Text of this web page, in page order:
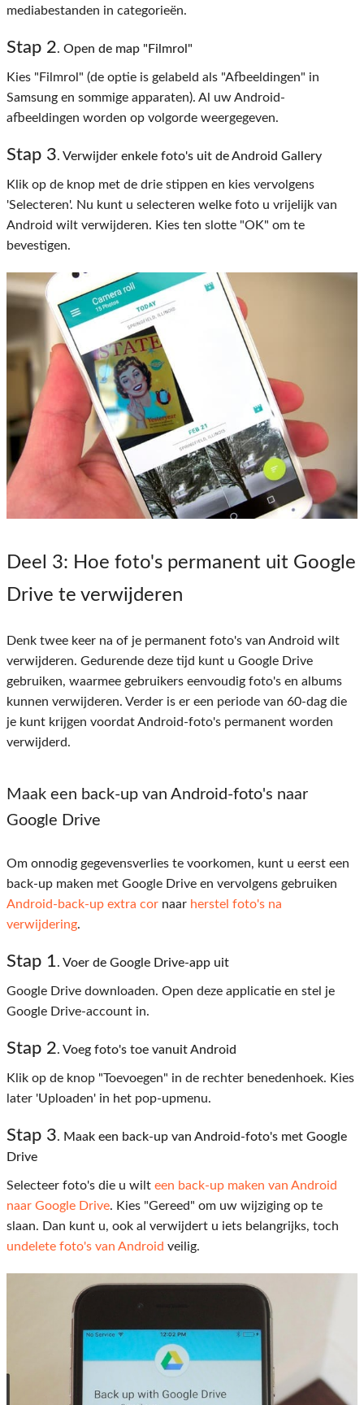
mediabestanden in categorieën.
Stap 2. Open de map "Filmrol"
Kies "Filmrol" (de optie is gelabeld als "Afbeeldingen" in
Samsung en sommige apparaten). Al uw Android-
afbeeldingen worden op volgorde weergegeven.
Stap 3. Verwijder enkele foto's uit de Android Gallery
Klik op de knop met de drie stippen en kies vervolgens
'Selecteren'. Nu kunt u selecteren welke foto u vrijelijk van
Android wilt verwijderen. Kies ten slotte "OK" om te
bevestigen.
Deel 3: Hoe foto's permanent uit Google
Drive te verwijderen
Denk twee keer na of je permanent foto's van Android wilt
verwijderen. Gedurende deze tijd kunt u Google Drive
gebruiken, waarmee gebruikers eenvoudig foto's en albums
kunnen verwijderen. Verder is er een periode van 60-dag die
je kunt krijgen voordat Android-foto's permanent worden
verwijderd.
Maak een back-up van Android-foto's naar
Google Drive
Om onnodig gegevensverlies te voorkomen, kunt u eerst een
back-up maken met Google Drive en vervolgens gebruiken
Android-back-up extra cor naar herstel foto's na
verwijdering.
Stap 1. Voer de Google Drive-app uit
Google Drive downloaden. Open deze applicatie en stel je
Google Drive-account in.
Stap 2. Voeg foto's toe vanuit Android
Klik op de knop "Toevoegen" in de rechter benedenhoek. Kies
later 'Uploaden' in het pop-upmenu.
Stap 3. Maak een back-up van Android-foto's met Google
Drive
Selecteer foto's die u wilt een back-up maken van Android
naar Google Drive. Kies "Gereed" om uw wijziging op te
slaan. Dan kunt u, ook al verwijdert u iets belangrijks, toch
undelete foto's van Android veilig.